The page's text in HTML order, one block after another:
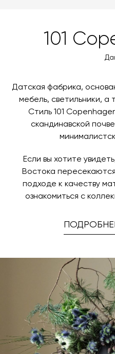
Ассортимент 101
мебель, освещение,
интерьера, которые
Товары 101
линиями,
спокойными цветами,
и гармонии.
101
Датская фабрика,
мебель, светильники,
Стиль 101
скандинавской
Если вы хотите
Востока
подходе к качеству
ознакомиться с